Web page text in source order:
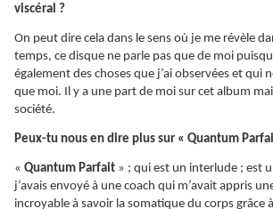
viscéral ?
On peut dire cela dans le sens où je me révèle
temps, ce disque ne parle pas que de moi
également des choses que j’ai observées et qui
que moi. Il y a une part de moi sur cet album
société.
Peux-tu nous en dire plus sur « Quantum
« Quantum Parfait » ; qui est un interlude ; est
j’avais envoyé à une coach qui m’avait appris
incroyable à savoir la somatique du corps grâce